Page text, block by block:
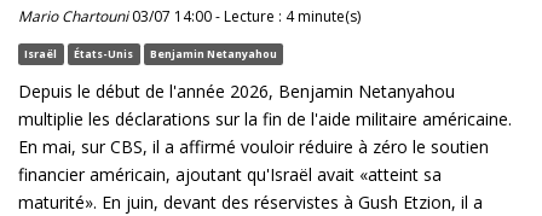
Mario Chartouni03/07 14:00 - Lecture : 4 minute(s)
Israël États-Unis Benjamin Netanyahou
Depuis le début de l'année 2026, Benjamin Netanyahou
multiplie les déclarations sur la fin de l'aide militaire américaine.
En mai, sur CBS, il a affirmé vouloir réduire à zéro le soutien
financier américain, ajoutant qu'Israël avait «atteint sa
maturité». En juin, devant des réservistes à Gush Etzion, il a